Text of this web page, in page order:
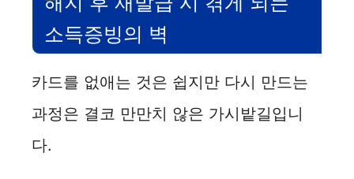
소득증빙의 벽
카드를 없애는 것은 쉽지만 다시 만드는
과정은 결코 만만치 않은 가시밭길입니
다.